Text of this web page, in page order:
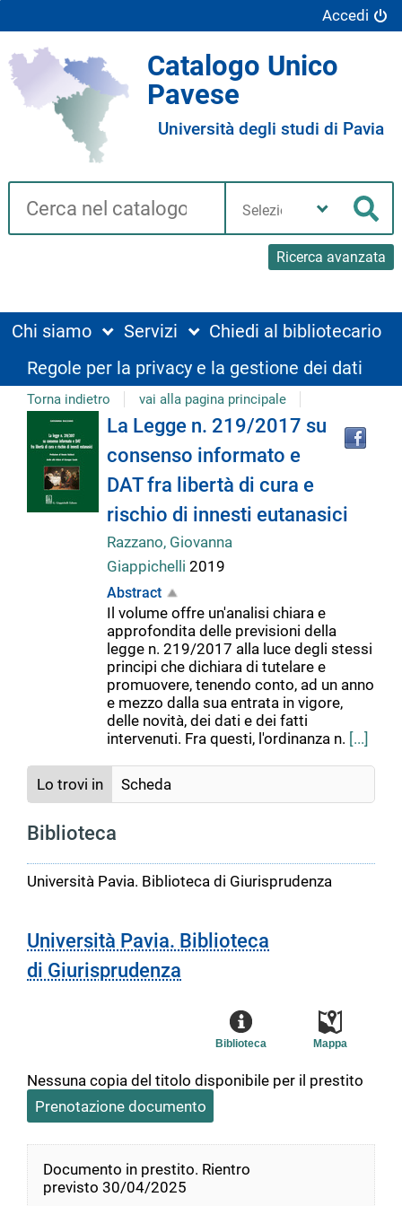
Accedi
Catalogo Unico
Pavese
Università degli studi di Pavia
Cerca su "Catalogo"
Ricerca avanzata
biblioteca
Chi siamo Servizi
Chiedi al bibliotecario
Regole per la privacy e la gestione dei dati
Torna indietro vai alla pagina principale
Dettaglio
del
documento
La Legge n. 219/2017 su
consenso informato e
DAT fra libertà di cura e
rischio di innesti eutanasici
Razzano, Giovanna
Giappichelli 2019
Abstract
Il volume offre un'analisi chiara e
approfondita delle previsioni della
legge n. 219/2017 alla luce degli stessi
principi che dichiara di tutelare e
promuovere, tenendo conto, ad un anno
e mezzo dalla sua entrata in vigore,
delle novità, dei dati e dei fatti
intervenuti. Fra questi, l'ordinanza n. [...]
Lo trovi in Scheda
Biblioteca
Università Pavia. Biblioteca di Giurisprudenza
Università Pavia. Biblioteca
di Giurisprudenza
Mappa
Biblioteca
Nessuna copia del titolo disponibile per il prestito
Prenotazione documento
Documento in prestito. Rientro
previsto 30/04/2025